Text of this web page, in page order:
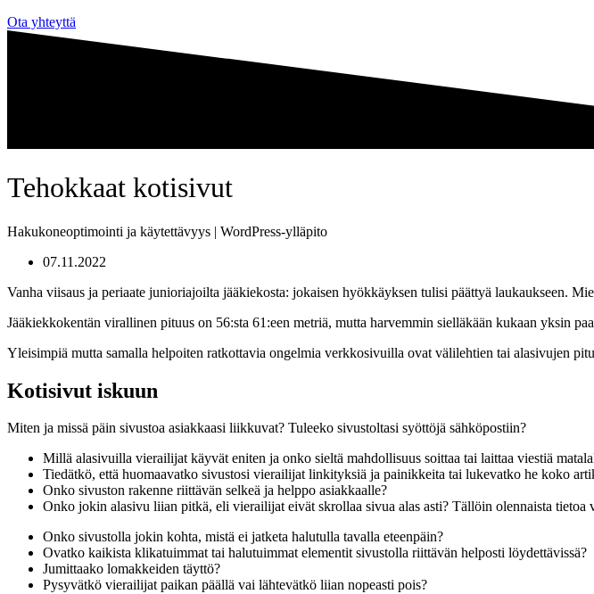
Ota yhteyttä
Tehokkaat kotisivut
Hakukoneoptimointi ja käytettävyys | WordPress-ylläpito
07.11.2022
Vanha viisaus ja periaate junioriajoilta jääkiekosta: jokaisen hyökkäyksen tulisi päättyä laukaukseen.
Jääkiekkokentän virallinen pituus on 56:sta 61:een metriä, mutta harvemmin sielläkään kukaan yksin
Yleisimpiä mutta samalla helpoiten ratkottavia ongelmia verkkosivuilla ovat välilehtien tai alasivujen
Kotisivut iskuun
Miten ja missä päin sivustoa asiakkaasi liikkuvat? Tuleeko sivustoltasi syöttöjä sähköpostiin?
Millä alasivuilla vierailijat käyvät eniten ja onko sieltä mahdollisuus soittaa tai laittaa viestiä
Tiedätkö, että huomaavatko sivustosi vierailijat linkityksiä ja painikkeita tai lukevatko he koko
Onko sivuston rakenne riittävän selkeä ja helppo asiakkaalle?
Onko jokin alasivu liian pitkä, eli vierailijat eivät skrollaa sivua alas asti? Tällöin olennaista tietoa
Onko sivustolla jokin kohta, mistä ei jatketa halutulla tavalla eteenpäin?
Ovatko kaikista klikatuimmat tai halutuimmat elementit sivustolla riittävän helposti löydettävissä?
Jumittaako lomakkeiden täyttö?
Pysyvätkö vierailijat paikan päällä vai lähtevätkö liian nopeasti pois?